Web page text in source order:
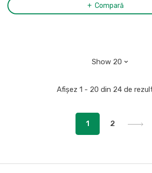
Compară
Afișez 1 - 20 din 24 de
1 2